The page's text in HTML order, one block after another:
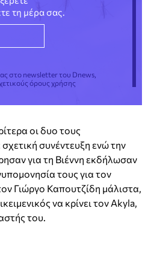
τη μέρα σας.
στο newsletter του Dnews,
όρους χρήσης
οι δυο τους
συνέντευξη ενώ την
για τη Βιέννη εκδήλωσαν
τους για τον
Γιώργο Καπουτζίδη μάλιστα,
να κρίνει τον Akyla,
του.